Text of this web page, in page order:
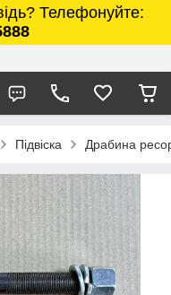
Телефонуйте:
Підвіска Драбина